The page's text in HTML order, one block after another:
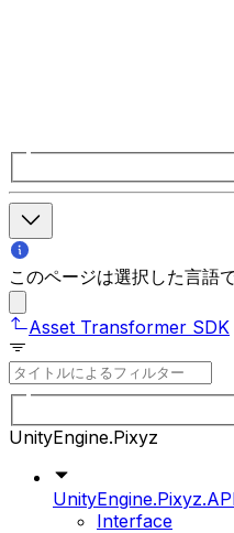
このページは選択した言語
Asset Transformer SDK
UnityEngine.Pixyz
Interface